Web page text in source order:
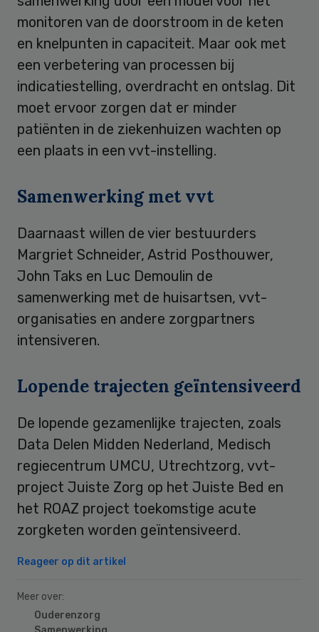
monitoren van de doorstroom in de keten
en knelpunten in capaciteit. Maar ook met
een verbetering van processen bij
indicatiestelling, overdracht en ontslag. Dit
moet ervoor zorgen dat er minder
patiënten in de ziekenhuizen wachten op
een plaats in een vvt-instelling.
Samenwerking met vvt
Daarnaast willen de vier bestuurders
Margriet Schneider, Astrid Posthouwer,
John Taks en Luc Demoulin de
samenwerking met de huisartsen, vvt-
organisaties en andere zorgpartners
intensiveren.
Lopende trajecten geïntensiveerd
De lopende gezamenlijke trajecten, zoals
Data Delen Midden Nederland, Medisch
regiecentrum UMCU, Utrechtzorg, vvt-
project Juiste Zorg op het Juiste Bed en
het ROAZ project toekomstige acute
zorgketen worden geïntensiveerd.
Reageer op dit artikel
Meer over:
Ouderenzorg